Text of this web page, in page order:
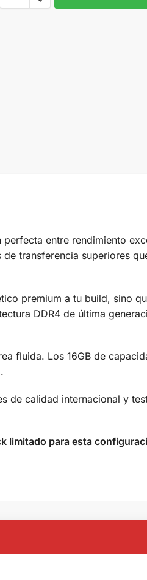
entre rendimiento
transferencia superiores
premium a tu build, sino
DDR4 de última
fluida. Los 16GB de
de calidad internacional y
limitado para esta